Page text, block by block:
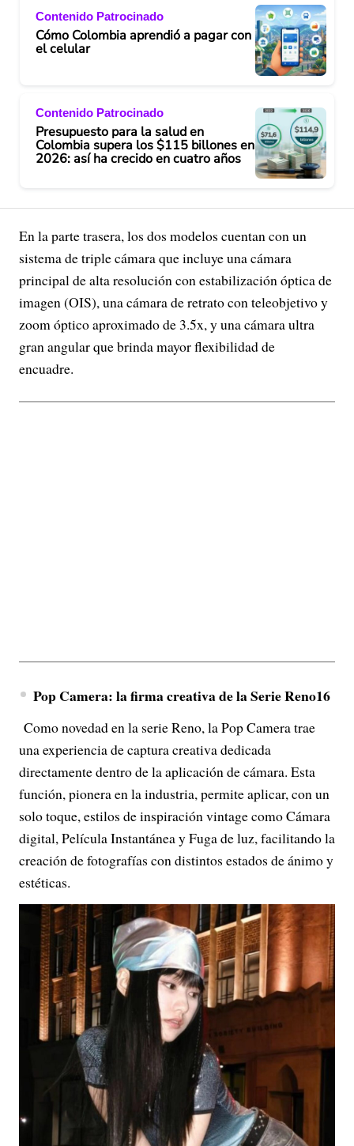
Contenido Patrocinado
Cómo Colombia aprendió a pagar con
el celular
Contenido Patrocinado
Presupuesto para la salud en
Colombia supera los $115 billones en
2026: así ha crecido en cuatro años
En la parte trasera, los dos modelos cuentan con un
sistema de triple cámara que incluye una cámara
principal de alta resolución con estabilización óptica de
imagen (OIS), una cámara de retrato con teleobjetivo y
zoom óptico aproximado de 3.5x, y una cámara ultra
gran angular que brinda mayor flexibilidad de
encuadre.
Pop Camera: la firma creativa de la Serie Reno16
Como novedad en la serie Reno, la Pop Camera trae
una experiencia de captura creativa dedicada
directamente dentro de la aplicación de cámara. Esta
función, pionera en la industria, permite aplicar, con un
solo toque, estilos de inspiración vintage como Cámara
digital, Película Instantánea y Fuga de luz, facilitando la
creación de fotografías con distintos estados de ánimo y
estéticas.